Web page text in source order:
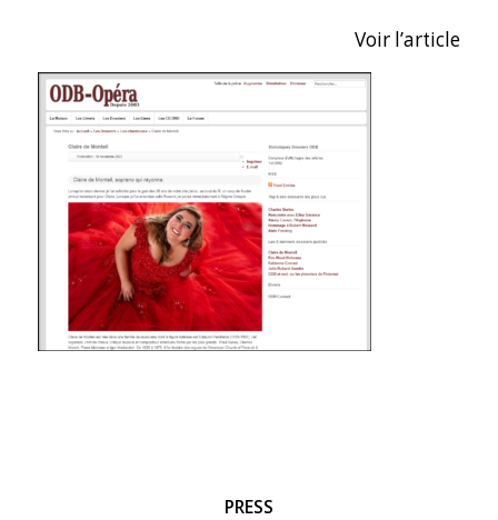
Voir l’article
PRESS